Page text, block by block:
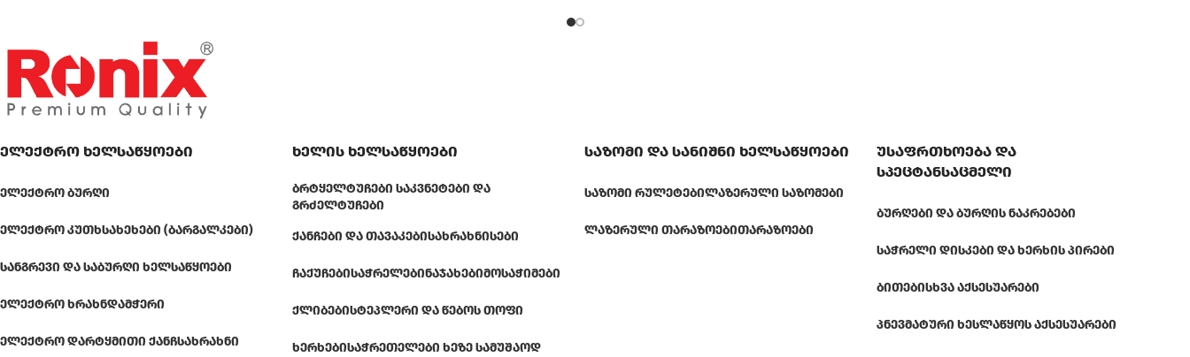
ელექტრო ხელსაწყოები
ᲔᲚᲔᲥᲢᲠᲝ ᲑᲣᲠᲦᲘ
ᲔᲚᲔᲥᲢᲠᲝ ᲙᲣᲗᲮᲡᲐᲮᲔᲮᲔᲑᲘ (ᲑᲐᲠᲒᲐᲚᲙᲔᲑᲘ)
ᲡᲐᲜᲒᲠᲔᲕᲘ ᲓᲐ ᲡᲐᲑᲣᲠᲦᲘ ᲮᲔᲚᲡᲐᲬᲧᲝᲔᲑᲘ
ᲔᲚᲔᲥᲢᲠᲝ ᲮᲠᲐᲮᲜᲓᲐᲛᲭᲔᲠᲘ
ᲔᲚᲔᲥᲢᲠᲝ ᲓᲐᲠᲢᲧᲛᲘᲗᲘ ᲥᲐᲜᲩᲡᲐᲮᲠᲐᲮᲜᲘ
ხელის ხელსაწყოები
ᲑᲠᲢᲧᲔᲚᲢᲣᲩᲔᲑᲘ ᲡᲐᲙᲕᲜᲔᲢᲔᲑᲘ ᲓᲐ
ᲒᲠᲫᲔᲚᲢᲣᲩᲔᲑᲘ
ᲥᲐᲜᲩᲔᲑᲘ ᲓᲐ ᲗᲐᲕᲐᲙᲔᲑᲘᲡᲐᲮᲠᲐᲮᲜᲘᲡᲔᲑᲘ
ᲩᲐᲥᲣᲩᲔᲑᲘᲡᲐᲭᲠᲔᲚᲔᲑᲘᲜᲐᲯᲐᲮᲔᲑᲘᲛᲝᲡᲐᲭᲘᲛᲔᲑᲘ
ᲥᲚᲘᲑᲔᲑᲘᲡᲢᲔᲞᲚᲔᲠᲘ ᲓᲐ ᲬᲔᲑᲝᲡ ᲗᲝᲤᲘ
ᲮᲔᲠᲮᲔᲑᲘᲡᲐᲭᲠᲔᲗᲔᲚᲔᲑᲘ ᲮᲔᲖᲔ ᲡᲐᲛᲣᲨᲐᲝᲓ
საზომი და სანიშნი ხელსაწყოები
ᲡᲐᲖᲝᲛᲘ ᲠᲣᲚᲔᲢᲔᲑᲘᲚᲐᲖᲔᲠᲣᲚᲘ ᲡᲐᲖᲝᲛᲔᲑᲘ
ᲚᲐᲖᲔᲠᲣᲚᲘ ᲗᲐᲠᲐᲖᲝᲔᲑᲘᲗᲐᲠᲐᲖᲝᲔᲑᲘ
უსაფრთხოება და
სპეცტანსაცმელი
ᲑᲣᲠᲦᲔᲑᲘ ᲓᲐ ᲑᲣᲠᲦᲘᲡ ᲜᲐᲙᲠᲔᲑᲔᲑᲘ
ᲡᲐᲭᲠᲔᲚᲘ ᲓᲘᲡᲙᲔᲑᲘ ᲓᲐ ᲮᲔᲠᲮᲘᲡ ᲞᲘᲠᲔᲑᲘ
ᲑᲘᲗᲔᲑᲘᲡᲮᲕᲐ ᲐᲥᲡᲔᲡᲣᲐᲠᲔᲑᲘ
ᲞᲜᲔᲕᲛᲐᲢᲣᲠᲘ ᲮᲔᲡᲚᲐᲬᲧᲝᲡ ᲐᲥᲡᲔᲡᲣᲐᲠᲔᲑᲘ